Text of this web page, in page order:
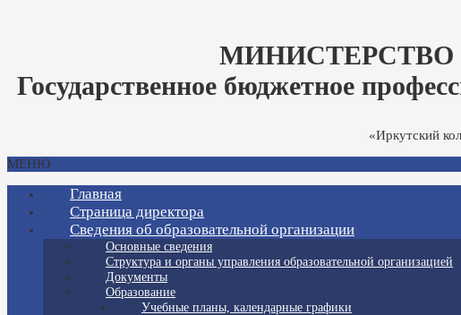
МИНИСТЕРСТВО
Государственное бюджетное
«Иркутский
МЕНЮ
Главная
Страница директора
Сведения об образовательной организации
Основные сведения
Структура и органы управления образовательной организацией
Документы
Образование
Учебные планы, календарные графики